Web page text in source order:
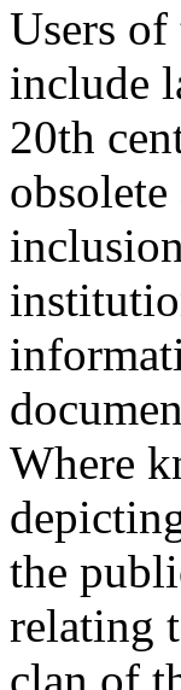
Users of
include
20th
Where
the
relating
clan of